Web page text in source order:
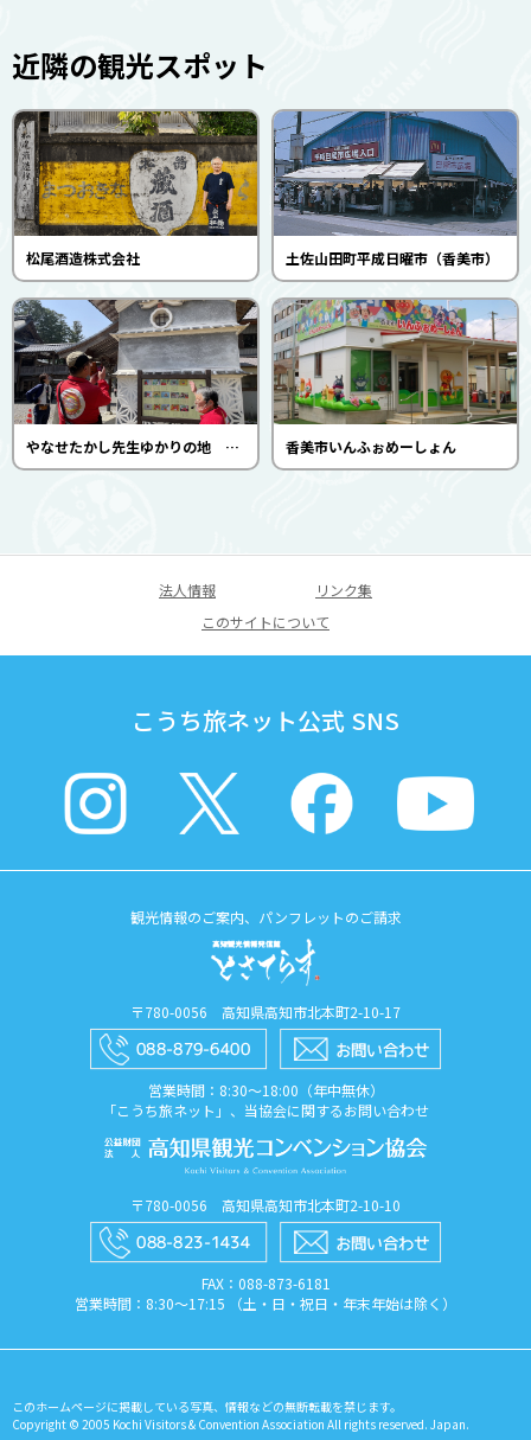
近隣の観光スポット
松尾酒造株式会社 土佐山田町平成日曜市（香美市）
やなせたかし先生ゆかりの地 香北町さんぽ 香美市いんふぉめーしょん
法人情報
リンク集
このサイトについて
こうち旅ネット公式 SNS
観光情報のご案内、パンフレットのご請求
〒780-0056 高知県高知市北本町2-10-17
営業時間：8:30〜18:00（年中無休）
「こうち旅ネット」、当協会に関するお問い合わせ
〒780-0056 高知県高知市北本町2-10-10
FAX：088​-873​-6181
営業時間：8:30〜17:15 （土・日・祝日・年末年始は除く）
このホームページに掲載している写真、情報などの無断転載を禁じます。
Copyright © 2005 Kochi Visitors & Convention Association All rights reserved. Japan.